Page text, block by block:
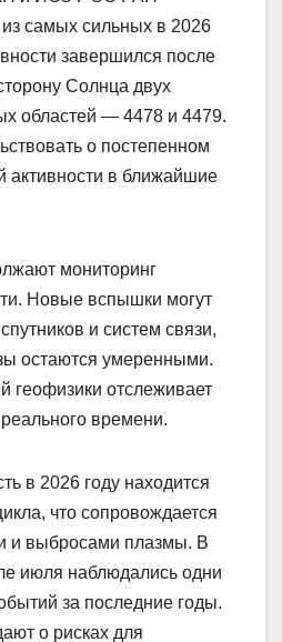
самых сильных в 2026
завершился после
Солнца двух
областей — 4478 и 4479.
о постепенном
активности в ближайшие
мониторинг
Новые вспышки могут
и систем связи,
остаются умеренными.
геофизики отслеживает
времени.
в 2026 году находится
что сопровождается
и выбросами плазмы. В
июля наблюдались одни
за последние годы.
о рисках для